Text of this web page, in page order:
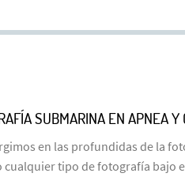
SUBMARINA EN APNEA Y
en las profundidas de la
cualquier tipo de fotografía bajo